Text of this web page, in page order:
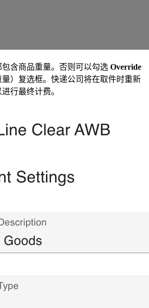
含商品重量。否则可以勾选 Override
量）复选框。快递公司将在取件时重新
行最终计费。